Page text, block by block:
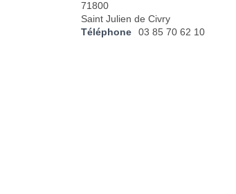
71800
Saint Julien de Civry
Téléphone
03 85 70 62 10